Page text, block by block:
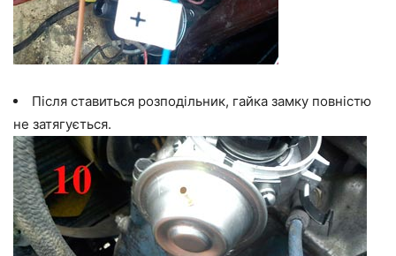
Після ставиться розподільник, гайка замку повністю
не затягується.